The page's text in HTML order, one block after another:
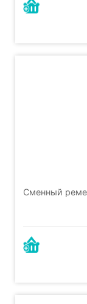
Сменный